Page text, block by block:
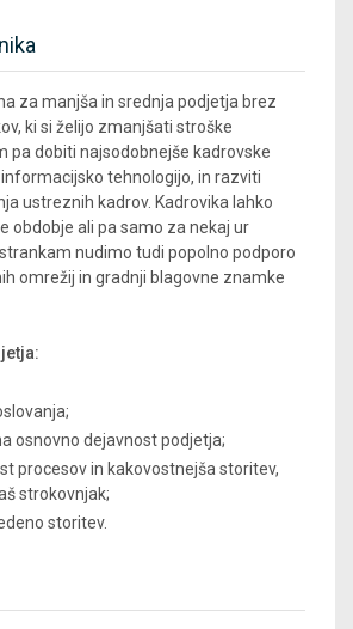
za manjša in srednja podjetja brez
ki si želijo zmanjšati stroške
pa dobiti najsodobnejše kadrovske
tehnologijo, in razviti
ustreznih kadrov. Kadrovika lahko
obdobje ali pa samo za nekaj ur
nudimo tudi popolno podporo
omrežij in gradnji blagovne znamke
osnovno dejavnost podjetja;
procesov in kakovostnejša storitev,
strokovnjak;
storitev.